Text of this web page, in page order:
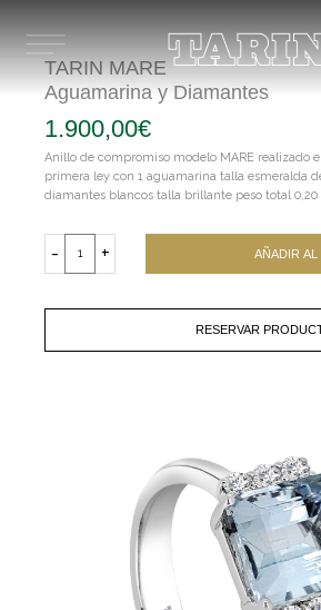
contenido
TARIN MARE
Aguamarina y Diamantes
1.900,00€
Anillo de compromiso modelo MARE realizado
primera ley con 1 aguamarina talla esmeralda
diamantes blancos talla brillante peso total
- + AÑADIR AL
RESERVAR